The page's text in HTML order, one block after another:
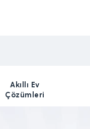
Akıllı Ev
Çözümleri